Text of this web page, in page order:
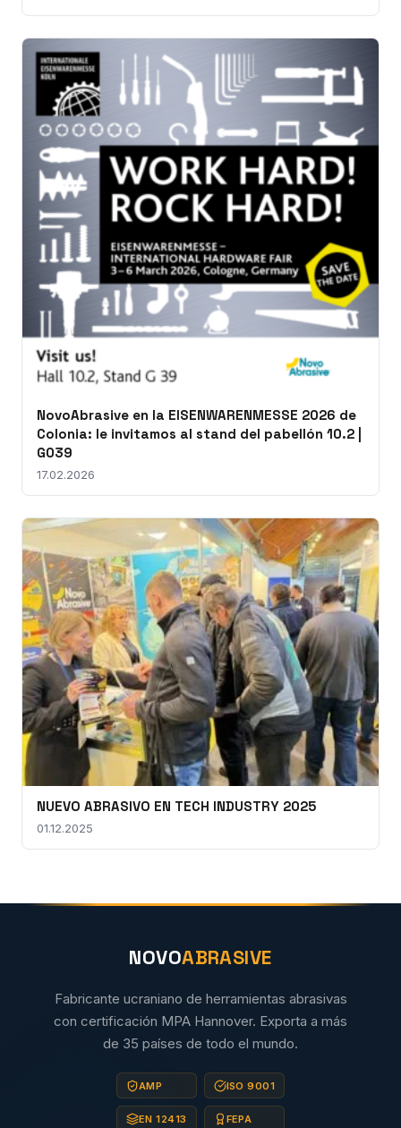
NovoAbrasive en la EISENWARENMESSE 2026 de
Colonia: le invitamos al stand del pabellón 10.2 |
G039
17.02.2026
NUEVO ABRASIVO EN TECH INDUSTRY 2025
01.12.2025
NOVOABRASIVE
Fabricante ucraniano de herramientas abrasivas
con certificación MPA Hannover. Exporta a más
de 35 países de todo el mundo.
AMP ISO 9001
EN 12413 FEPA